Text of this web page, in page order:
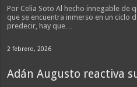
Por Celia Soto Al hecho innegable de
que se encuentra inmerso en un ciclo
predecir, hay que…
2 febrero, 2026
Adán Augusto reactiva